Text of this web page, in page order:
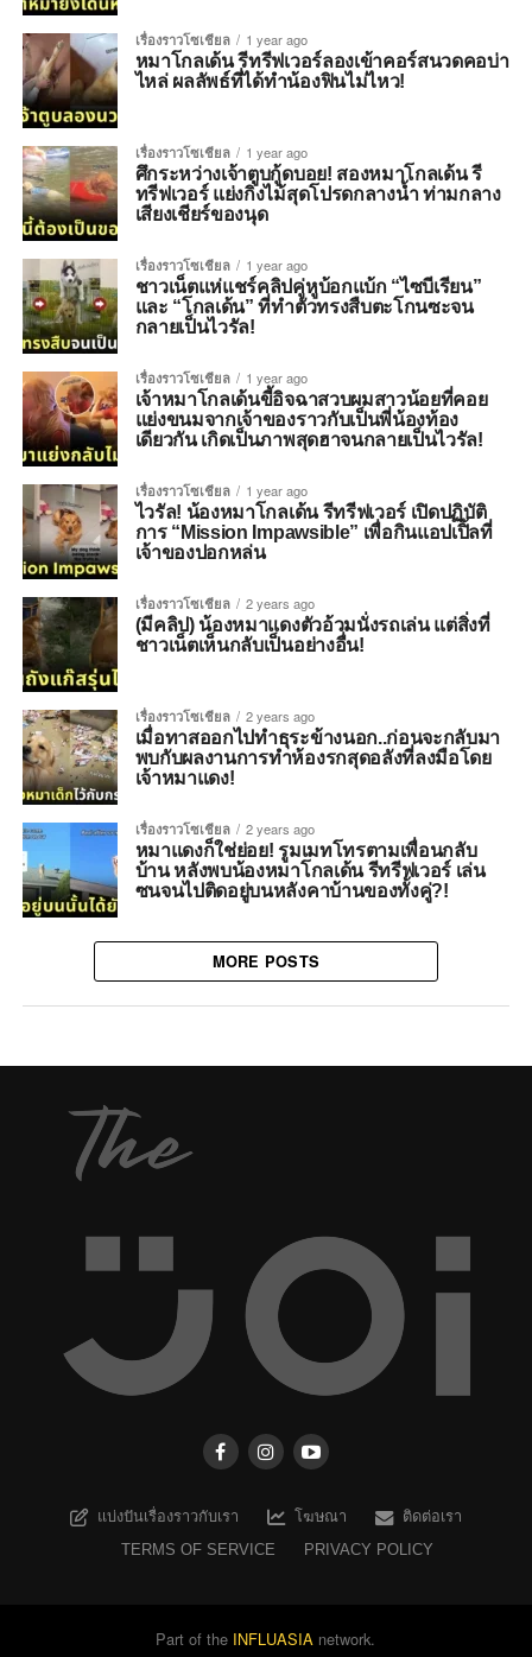
เรื่องราวโซเชียล 1 year ago
หมาโกลเด้น รีทรีฟเวอร์ลองเข้าคอร์สนวดคอบ่า
ไหล่ ผลลัพธ์ที่ได้ทำน้องฟินไม่ไหว!
เรื่องราวโซเชียล 1 year ago
ศึกระหว่างเจ้าตูบกู้ดบอย! สองหมาโกลเด้น รี
ทรีฟเวอร์ แย่งกิ่งไม้สุดโปรดกลางน้ำ ท่ามกลาง
เสียงเชียร์ของนุด
เรื่องราวโซเชียล 1 year ago
ชาวเน็ตแห่แชร์คลิปคู่หูบ้อกแบ้ก “ไซบีเรียน”
และ “โกลเด้น” ที่ทำตัวทรงสืบตะโกนซะจน
กลายเป็นไวรัล!
เรื่องราวโซเชียล 1 year ago
เจ้าหมาโกลเด้นขี้อิจฉาสวบผมสาวน้อยที่คอย
แย่งขนมจากเจ้าของราวกับเป็นพี่น้องท้อง
เดียวกัน เกิดเป็นภาพสุดฮาจนกลายเป็นไวรัล!
เรื่องราวโซเชียล 1 year ago
ไวรัล! น้องหมาโกลเด้น รีทรีฟเวอร์ เปิดปฏิบัติ
การ “Mission Impawsible” เพื่อกินแอปเปิ้ลที่
เจ้าของปอกหล่น
เรื่องราวโซเชียล 2 years ago
(มีคลิป) น้องหมาแดงตัวอ้วมนั่งรถเล่น แต่สิ่งที่
ชาวเน็ตเห็นกลับเป็นอย่างอื่น!
เรื่องราวโซเชียล 2 years ago
เมื่อทาสออกไปทำธุระข้างนอก..ก่อนจะกลับมา
พบกับผลงานการทำห้องรกสุดอลังที่ลงมือโดย
เจ้าหมาแดง!
เรื่องราวโซเชียล 2 years ago
หมาแดงก็ใช่ย่อย! รูมเมทโทรตามเพื่อนกลับ
บ้าน หลังพบน้องหมาโกลเด้น รีทรีฟเวอร์ เล่น
ซนจนไปติดอยู่บนหลังคาบ้านของทั้งคู่?!
MORE POSTS
แบ่งปันเรื่องราวกับเรา โฆษณา
ติดต่อเรา
TERMS OF SERVICE
PRIVACY POLICY
Part of the INFLUASIA network.